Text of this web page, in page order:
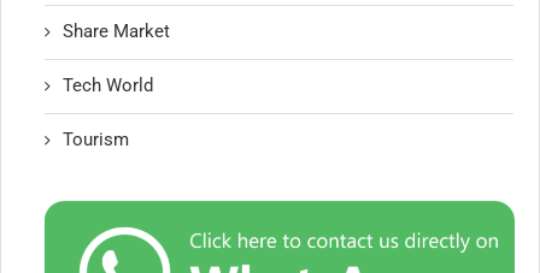
Share Market
Tech World
Tourism